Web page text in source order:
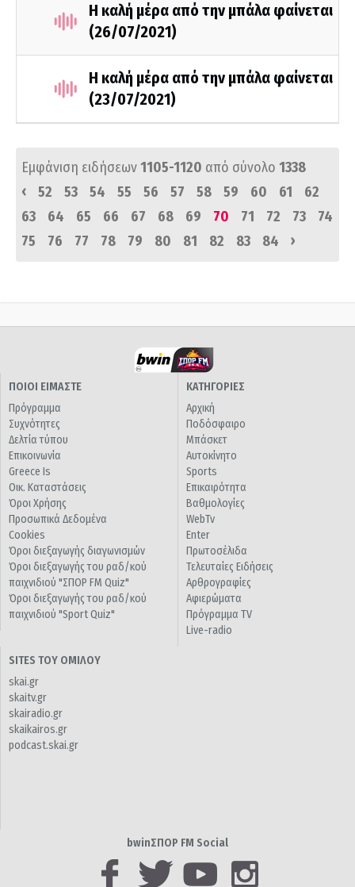
Η καλή μέρα από την μπάλα φαίνεται
(26/07/2021)
Η καλή μέρα από την μπάλα φαίνεται
(23/07/2021)
Εμφάνιση ειδήσεων1105-1120 από σύνολο 1338
‹
52 53 54 55 56 57 58 59 60 61
62
63
64 65 66 67 68 69 70 71 72 73
74
75
76 77 78 79 80 81 82 83 84 ›
ΠΟΙΟΙ ΕΙΜΑΣΤΕ
Πρόγραμμα
Συχνότητες
Δελτία τύπου
Επικοινωνία
Greece Is
Οικ. Καταστάσεις
Όροι Χρήσης
Προσωπικά Δεδομένα
Cookies
Όροι διεξαγωγής διαγωνισμών
Όροι διεξαγωγής του ραδ/κού
παιχνιδιού "ΣΠΟΡ FM Quiz"
Όροι διεξαγωγής του ραδ/κού
παιχνιδιού "Sport Quiz"
ΚΑΤΗΓΟΡΙΕΣ
Αρχική
Ποδόσφαιρο
Μπάσκετ
Αυτοκίνητο
Sports
Επικαιρότητα
Βαθμολογίες
WebTv
Enter
Πρωτοσέλιδα
Τελευταίες Ειδήσεις
Αρθρογραφίες
Αφιερώματα
Πρόγραμμα TV
Live-radio
SITES ΤΟΥ ΟΜΙΛΟΥ
skai.gr
skaitv.gr
skairadio.gr
skaikairos.gr
podcast.skai.gr
bwinΣΠΟΡ FM Social